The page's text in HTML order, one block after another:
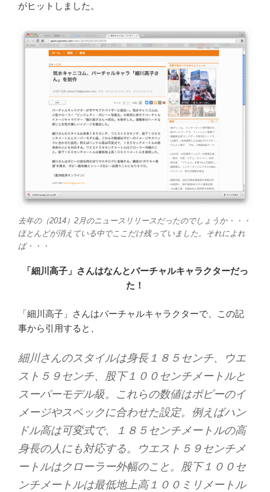
がヒットしました。
去年の（2014）2月のニュースリリースだったのでしょうか・・・
ほとんどが消えている中でここだけ残っていました。それによれ
ば・・・
「細川高子」さんはなんとバーチャルキャラクターだっ
た！
「細川高子」さんはバーチャルキャラクターで、この記
事から引用すると、
細川さんのスタイルは身長１８５センチ、ウエ
スト５９センチ、股下１００センチメートルと
スーパーモデル級。これらの数値はポピーのイ
メージやスペックに合わせた設定。例えばハン
ドル高は可変式で、１８５センチメートルの高
身長の人にも対応する。ウエスト５９センチメ
ートルはクローラー外幅のこと。股下１００セ
ンチメートルは最低地上高１００ミリメートル